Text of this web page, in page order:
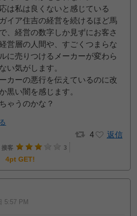
は私は良くないと感じている
イア住吉の経営を続けるほど馬
、経営の数字しか見ずにお客さ
営層の人間や、すごくつまらな
に売りつけるメーカーが変わら
い気がします。
カーの悪行を伝えているのに改
黒い闇を感じます。
ゃうのかな？
4 返信
接客
3
4pt GET!
5:57 PM